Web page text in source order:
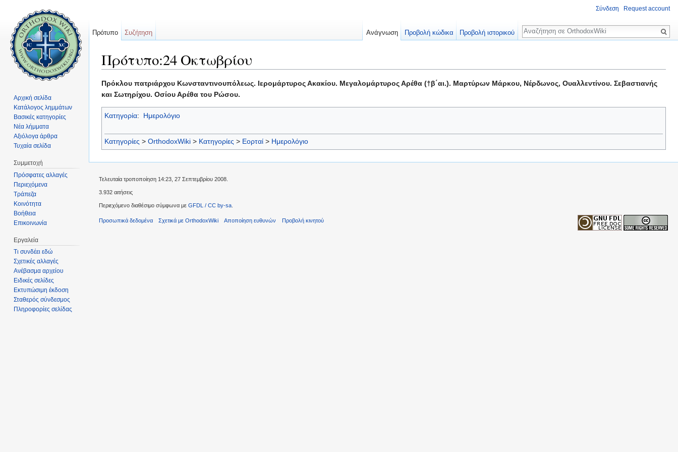
Πρότυπο:24 Οκτωβρίου
Πρόκλου πατριάρχου Κωνσταντινουπόλεως. Ιερομάρτυρος Ακακίου. Μεγαλομάρτυρος Αρέθα (†β΄αι.). Μαρτύρων Μάρκου, Νέρδωνος, Ουαλλεντίνου. Σεβαστιανής
και Σωτηρίχου. Οσίου Αρέθα του Ρώσου.
Κατηγορία: Ημερολόγιο
Κατηγορίες > OrthodoxWiki > Κατηγορίες > Εορταί > Ημερολόγιο
Σύνδεση Request account
Πρότυπο Συζήτηση Ανάγνωση Προβολή κώδικα Προβολή ιστορικού
Αναζήτηση
Αρχική σελίδα
Κατάλογος λημμάτων
Βασικές κατηγορίες
Νέα λήμματα
Αξιόλογα άρθρα
Τυχαία σελίδα
Συμμετοχή
Πρόσφατες αλλαγές
Περιεχόμενα
Τράπεζα
Κοινότητα
Βοήθεια
Επικοινωνία
Εργαλεία
Τι συνδέει εδώ
Σχετικές αλλαγές
Ανέβασμα αρχείου
Ειδικές σελίδες
Εκτυπώσιμη έκδοση
Σταθερός σύνδεσμος
Πληροφορίες σελίδας
Τελευταία τροποποίηση 14:23, 27 Σεπτεμβρίου 2008.
3.932 αιτήσεις
Περιεχόμενο διαθέσιμο σύμφωνα με GFDL / CC by-sa
Προσωπικά δεδομένα Σχετικά με OrthodoxWiki Αποποίηση ευθυνών Προβολή κινητού